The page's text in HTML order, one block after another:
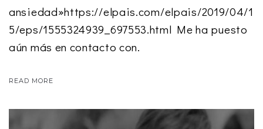
ansiedad»https://elpais.com/elpais/2019/04/1
5/eps/1555324939_697553.html Me ha puesto
aún más en contacto con.
READ MORE